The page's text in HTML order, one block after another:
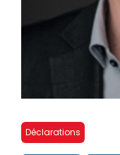
Déclarations